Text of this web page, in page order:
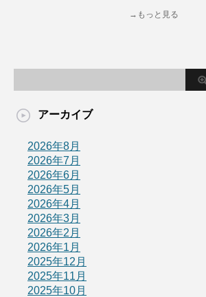
→もっと見る
アーカイブ
2026年8月
2026年7月
2026年6月
2026年5月
2026年4月
2026年3月
2026年2月
2026年1月
2025年12月
2025年11月
2025年10月